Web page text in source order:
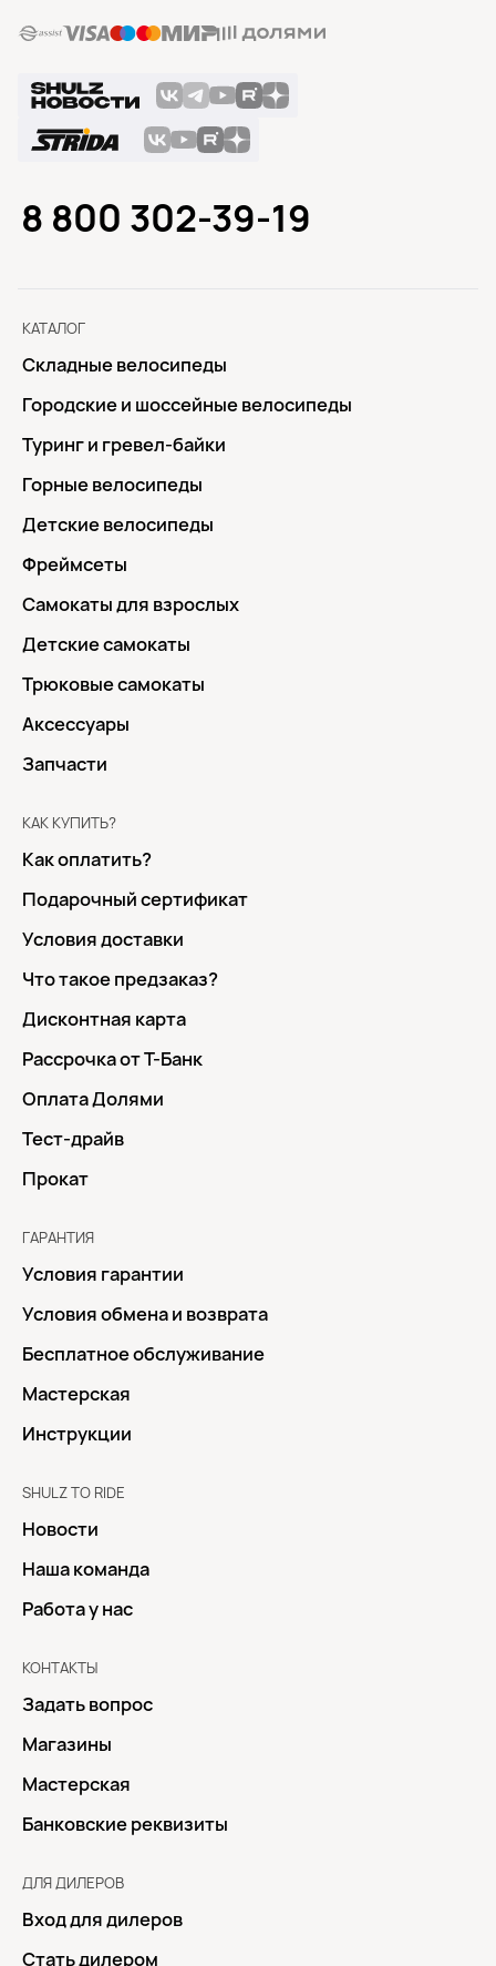
КАТАЛОГ
Складные велосипеды
Городские и шоссейные велосипеды
Туринг и гревел-байки
Горные велосипеды
Детские велосипеды
Фреймсеты
Самокаты для взрослых
Детские самокаты
Трюковые самокаты
Аксессуары
Запчасти
КАК КУПИТЬ?
Как оплатить?
Подарочный сертификат
Условия доставки
Что такое предзаказ?
Дисконтная карта
Рассрочка от Т-Банк
Оплата Долями
Тест-драйв
Прокат
ГАРАНТИЯ
Условия гарантии
Условия обмена и возврата
Бесплатное обслуживание
Мастерская
Инструкции
SHULZ TO RIDE
Новости
Наша команда
Работа у нас
КОНТАКТЫ
Задать вопрос
Магазины
Мастерская
Банковские реквизиты
ДЛЯ ДИЛЕРОВ
Вход для дилеров
Стать дилером
8 800 302-39-19